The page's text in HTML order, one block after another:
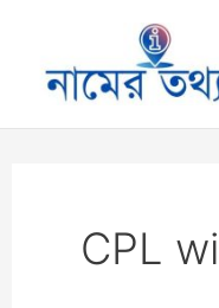
content
CPL